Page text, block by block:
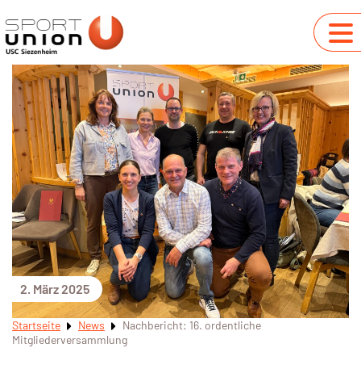
2. März 2025
Startseite News
Nachbericht: 16. ordentliche
Mitgliederversammlung